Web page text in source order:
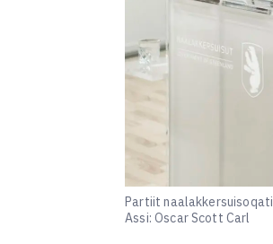
Partiit
Assi: Oscar Scott Carl